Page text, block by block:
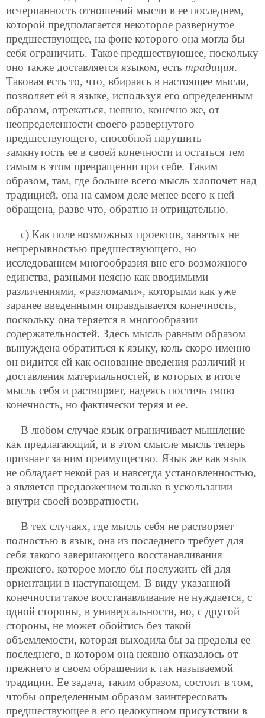
исчерпанность отношений мысли в ее последнем,
которой предполагается некоторое развернутое
предшествующее, на фоне которого она могла бы
себя ограничить. Такое предшествующее, поскольку
оно также доставляется языком, есть традиция.
Таковая есть то, что, вбираясь в настоящее мысли,
позволяет ей в языке, используя его определенным
образом, отрекаться, неявно, конечно же, от
неопределенности своего развернутого
предшествующего, способной нарушить
замкнутость ее в своей конечности и остаться тем
самым в этом превращении при себе. Таким
образом, там, где больше всего мысль хлопочет над
традицией, она на самом деле менее всего к ней
обращена, разве что, обратно и отрицательно.
с) Как поле возможных проектов, занятых не
непрерывностью предшествующего, но
исследованием многообразия вне его возможного
единства, разными неясно как вводимыми
различениями, «разломами», которыми как уже
заранее введенными оправдывается конечность,
поскольку она теряется в многообразии
содержательностей. Здесь мысль равным образом
вынуждена обратиться к языку, коль скоро именно
он видится ей как основание введения различий и
доставления материальностей, в которых в итоге
мысль себя и растворяет, надеясь постичь свою
конечность, но фактически теряя и ее.
В любом случае язык ограничивает мышление
как предлагающий, и в этом смысле мысль теперь
признает за ним преимущество. Язык же как язык
не обладает некой раз и навсегда установленностью,
а является предложением только в ускользании
внутри своей возвратности.
В тех случаях, где мысль себя не растворяет
полностью в язык, она из последнего требует для
себя такого завершающего восстанавливания
прежнего, которое могло бы послужить ей для
ориентации в наступающем. В виду указанной
конечности такое восстанавливание не нуждается, с
одной стороны, в универсальности, но, с другой
стороны, не может обойтись без такой
объемлемости, которая выходила бы за пределы ее
последнего, в котором она неявно отказалось от
прежнего в своем обращении к так называемой
традиции. Ее задача, таким образом, состоит в том,
чтобы определенным образом заинтересовать
предшествующее в его целокупном присутствии в